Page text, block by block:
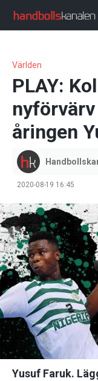
Världen
PLAY:
åringen
2020-08-19 16:45
Yusuf Faruk.